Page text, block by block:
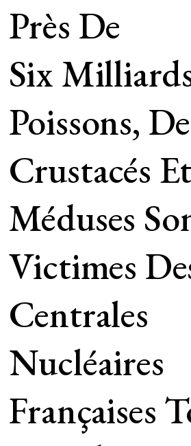
Près De
Six
Poissons, De
Crustacés
Méduses
Victimes
Centrales
Nucléaires
Françaises